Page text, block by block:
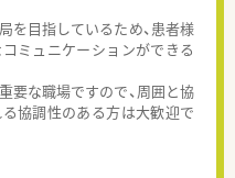
目指しているため、患者様
ミュニケーションができる
な職場ですので、周囲と協
協調性のある方は大歓迎で